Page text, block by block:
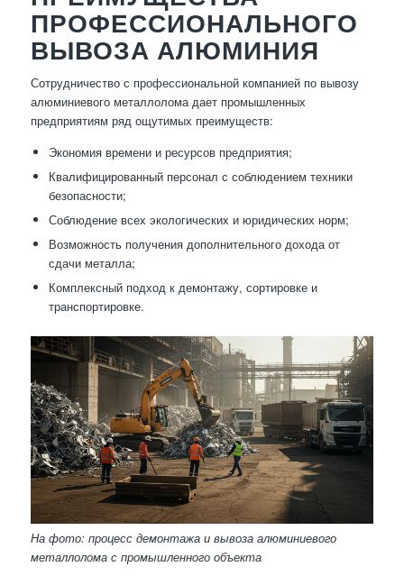
ПРОФЕССИОНАЛЬНОГО
ВЫВОЗА АЛЮМИНИЯ
Сотрудничество с профессиональной компанией по вывозу
алюминиевого металлолома дает промышленных
предприятиям ряд ощутимых преимуществ:
Экономия времени и ресурсов предприятия;
Квалифицированный персонал с соблюдением техники
безопасности;
Соблюдение всех экологических и юридических норм;
Возможность получения дополнительного дохода от
сдачи металла;
Комплексный подход к демонтажу, сортировке и
транспортировке.
На фото: процесс демонтажа и вывоза алюминиевого
металлолома с промышленного объекта